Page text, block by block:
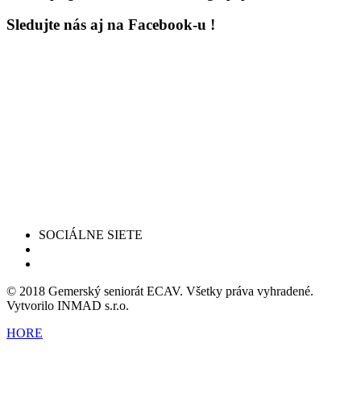
Sledujte nás aj na Facebook-u !
SOCIÁLNE SIETE
© 2018 Gemerský seniorát ECAV. Všetky práva vyhradené.
Vytvorilo INMAD s.r.o.
HORE